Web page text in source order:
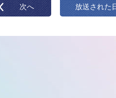
次へ 放送された